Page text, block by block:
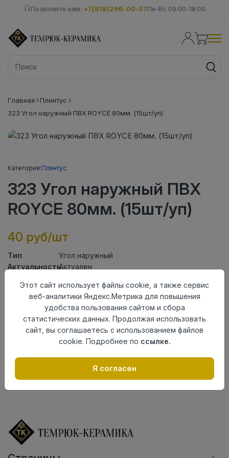
Позвоните нам: +7(918)296-00-07Пн-Вс 09:00-18:00
Главная
Плинтус
323 Угол наружный ПВХ ROYCE 80мм. (15шт/уп)
Категория:Плинтус
323 Угол наружный ПВХ
ROYCE 80мм. (15шт/уп)
40 руб/шт
Тип
Угол наружный
АктуальностьАктуален
Осталось20 шт
Добавить в корзину
Внимание! Внешний вид товара может отличаться от
представленного на настоящем сайте. Проверяйте
Этот сайт использует файлы cookie, а также сервис
веб-аналитики Яндекс.Метрика для повышения
удобства пользования сайтом и сбора
статистических данных. Продолжая использовать
сайт, вы соглашаетесь с использованием файлов
cookie. Подробнее по ссылке.
Я согласен